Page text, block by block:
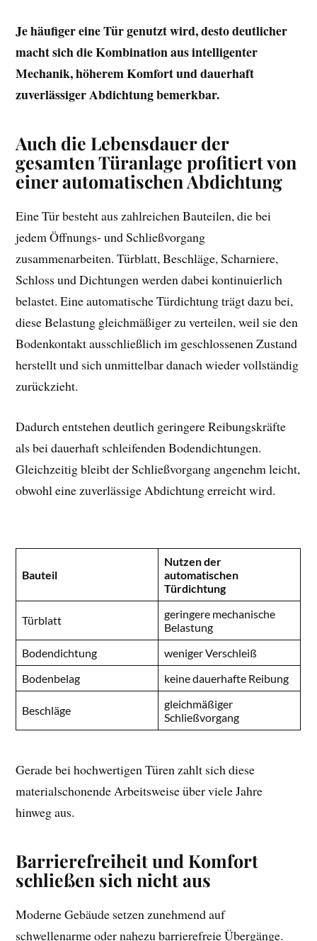
Je häufiger eine Tür genutzt wird, desto deutlicher
macht sich die Kombination aus intelligenter
Mechanik, höherem Komfort und dauerhaft
zuverlässiger Abdichtung bemerkbar.
Auch die Lebensdauer der
gesamten Türanlage profitiert von
einer automatischen Abdichtung
Eine Tür besteht aus zahlreichen Bauteilen, die bei
jedem Öffnungs- und Schließvorgang
zusammenarbeiten. Türblatt, Beschläge, Scharniere,
Schloss und Dichtungen werden dabei kontinuierlich
belastet. Eine automatische Türdichtung trägt dazu bei,
diese Belastung gleichmäßiger zu verteilen, weil sie den
Bodenkontakt ausschließlich im geschlossenen Zustand
herstellt und sich unmittelbar danach wieder vollständig
zurückzieht.
Dadurch entstehen deutlich geringere Reibungskräfte
als bei dauerhaft schleifenden Bodendichtungen.
Gleichzeitig bleibt der Schließvorgang angenehm leicht,
obwohl eine zuverlässige Abdichtung erreicht wird.
Bauteil
Nutzen der
automatischen
Türdichtung
Türblatt
geringere mechanische
Belastung
Bodendichtung
weniger Verschleiß
Bodenbelag
keine dauerhafte Reibung
Beschläge
gleichmäßiger
Schließvorgang
Gerade bei hochwertigen Türen zahlt sich diese
materialschonende Arbeitsweise über viele Jahre
hinweg aus.
Barrierefreiheit und Komfort
schließen sich nicht aus
Moderne Gebäude setzen zunehmend auf
schwellenarme oder nahezu barrierefreie Übergänge.